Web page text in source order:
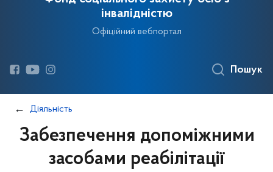
інвалідністю
Офіційний вебпортал
Пошук
Діяльність
Забезпечення допоміжними
засобами реабілітації